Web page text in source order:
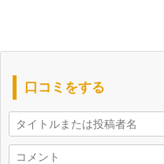
口コミをする